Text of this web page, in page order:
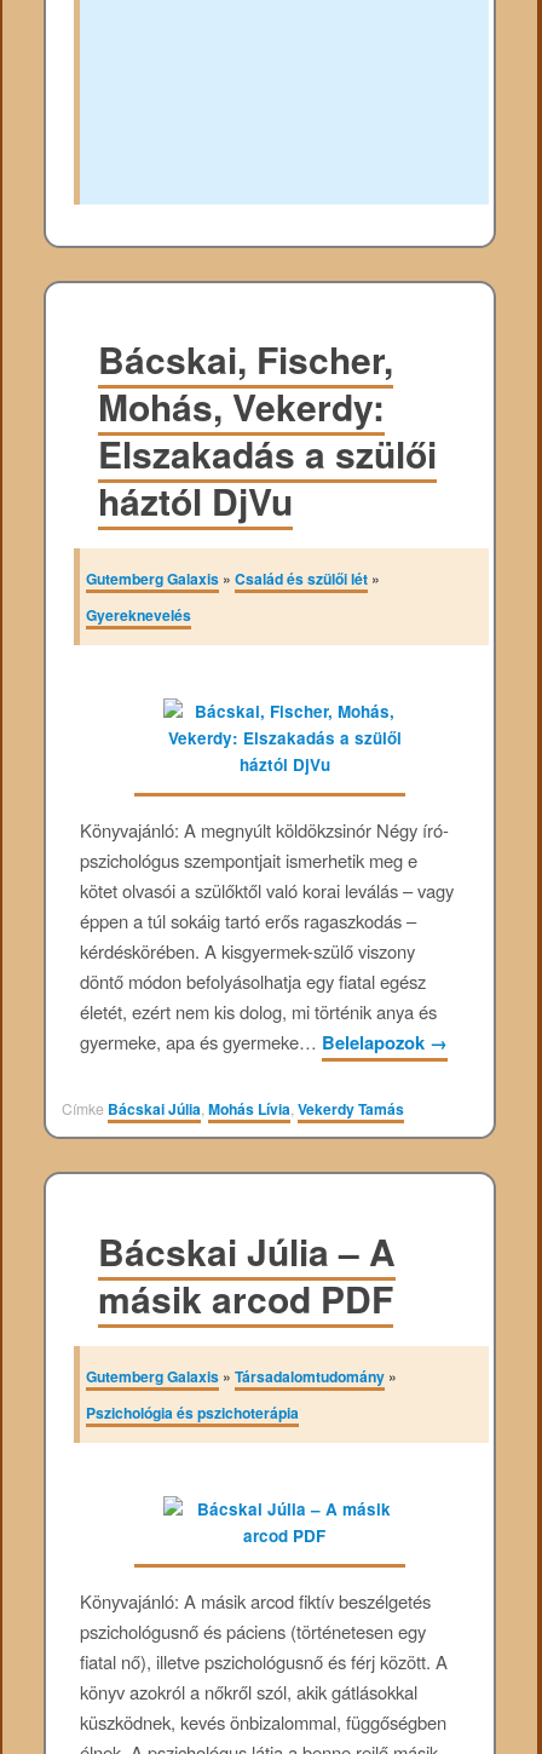
Bácskai, Fischer,
Mohás, Vekerdy:
Elszakadás a szülői
háztól DjVu
Gutemberg Galaxis »Család és szülői lét »
Gyereknevelés
Könyvajánló: A megnyúlt köldökzsinór Négy író-
pszichológus szempontjait ismerhetik meg e
kötet olvasói a szülőktől való korai leválás – vagy
éppen a túl sokáig tartó erős ragaszkodás –
kérdéskörében. A kisgyermek-szülő viszony
döntő módon befolyásolhatja egy fiatal egész
életét, ezért nem kis dolog, mi történik anya és
gyermeke, apa és gyermeke… Belelapozok →
Címke Bácskai Júlia ,Mohás Lívia ,Vekerdy Tamás
Bácskai Júlia – A
másik arcod PDF
Gutemberg Galaxis »Társadalomtudomány »
Pszichológia és pszichoterápia
Könyvajánló: A másik arcod fiktív beszélgetés
pszichológusnő és páciens (történetesen egy
fiatal nő), illetve pszichológusnő és férj között. A
könyv azokról a nőkről szól, akik gátlásokkal
küszködnek, kevés önbizalommal, függőségben